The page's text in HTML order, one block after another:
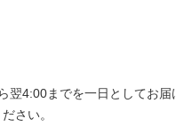
4:00までを一日としてお届
さい。